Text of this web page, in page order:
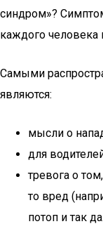
синдром»?
каждого человека
Самыми
являются:
мысли о
для
тревога о
то вред
потоп и так